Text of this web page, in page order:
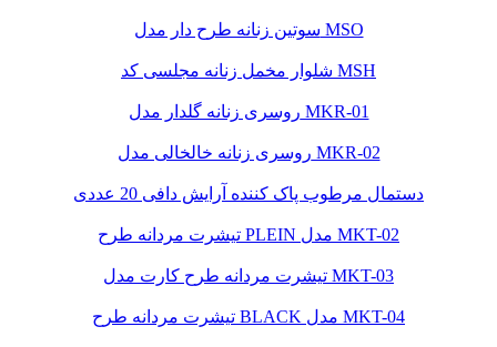
سوتین زنانه طرح دار مدل MSO
شلوار مخمل زنانه مجلسی کد MSH
روسری زنانه گلدار مدل MKR-01
روسری زنانه خالخالی مدل MKR-02
دستمال مرطوب پاک کننده آرایش دافی 20 عددی
تیشرت مردانه طرح PLEIN مدل MKT-02
تیشرت مردانه طرح کارت مدل MKT-03
تیشرت مردانه طرح BLACK مدل MKT-04